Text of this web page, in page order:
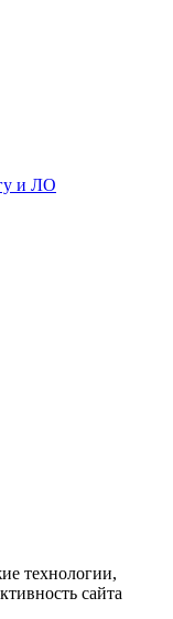
и ЛО
технологии,
сайта